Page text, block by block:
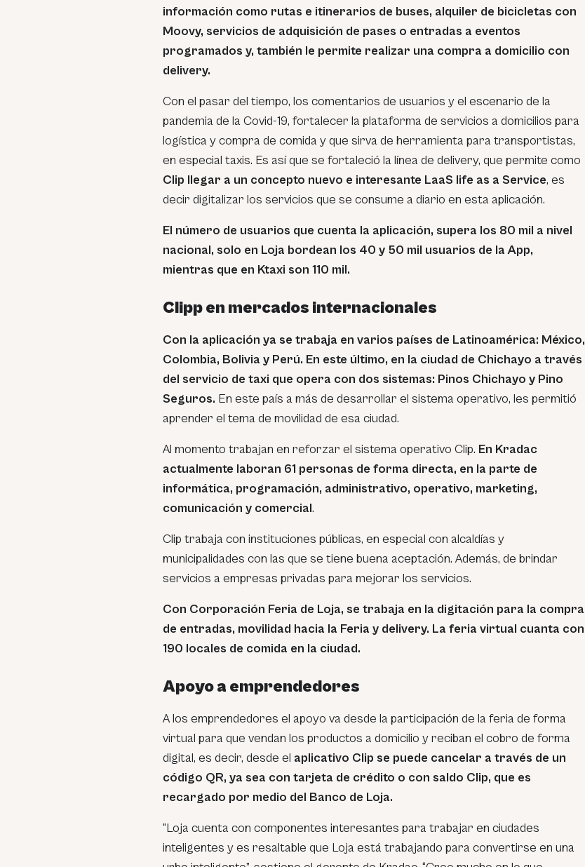
información como rutas e itinerarios de buses, alquiler de bicicletas con
Moovy, servicios de adquisición de pases o entradas a eventos
programados y, también le permite realizar una compra a domicilio con
delivery.
Con el pasar del tiempo, los comentarios de usuarios y el escenario de la
pandemia de la Covid-19, fortalecer la plataforma de servicios a domicilios para
logística y compra de comida y que sirva de herramienta para transportistas,
en especial taxis. Es así que se fortaleció la línea de delivery, que permite como
Clip llegar a un concepto nuevo e interesante LaaS life as a Service, es
decir digitalizar los servicios que se consume a diario en esta aplicación.
El número de usuarios que cuenta la aplicación, supera los 80 mil a nivel
nacional, solo en Loja bordean los 40 y 50 mil usuarios de la App,
mientras que en Ktaxi son 110 mil.
Clipp en mercados internacionales
Con la aplicación ya se trabaja en varios países de Latinoamérica: México,
Colombia, Bolivia y Perú. En este último, en la ciudad de Chichayo a través
del servicio de taxi que opera con dos sistemas: Pinos Chichayo y Pino
Seguros. En este país a más de desarrollar el sistema operativo, les permitió
aprender el tema de movilidad de esa ciudad.
Al momento trabajan en reforzar el sistema operativo Clip. En Kradac
actualmente laboran 61 personas de forma directa, en la parte de
informática, programación, administrativo, operativo, marketing,
comunicación y comercial.
Clip trabaja con instituciones públicas, en especial con alcaldías y
municipalidades con las que se tiene buena aceptación. Además, de brindar
servicios a empresas privadas para mejorar los servicios.
Con Corporación Feria de Loja, se trabaja en la digitación para la compra
de entradas, movilidad hacia la Feria y delivery. La feria virtual cuanta con
190 locales de comida en la ciudad.
Apoyo a emprendedores
A los emprendedores el apoyo va desde la participación de la feria de forma
virtual para que vendan los productos a domicilio y reciban el cobro de forma
digital, es decir, desde el aplicativo Clip se puede cancelar a través de un
código QR, ya sea con tarjeta de crédito o con saldo Clip, que es
recargado por medio del Banco de Loja.
“Loja cuenta con componentes interesantes para trabajar en ciudades
inteligentes y es resaltable que Loja está trabajando para convertirse en una